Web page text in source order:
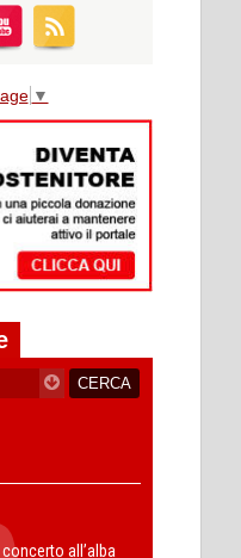
▼
all’alba